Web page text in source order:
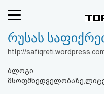
რეიტინგი
რუსას
http://
ბლოგი